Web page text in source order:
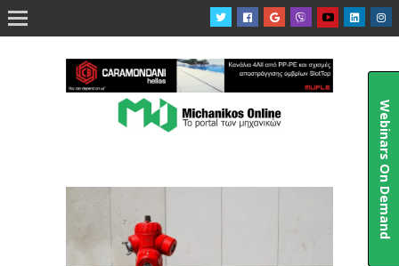

Webinars On Demand